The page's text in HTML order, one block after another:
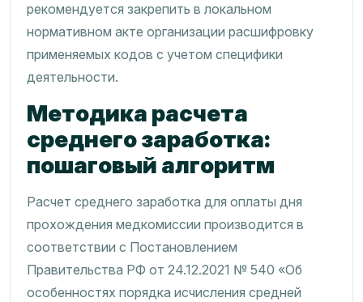
рекомендуется закрепить в локальном
нормативном акте организации расшифровку
применяемых кодов с учетом специфики
деятельности.
Методика расчета
среднего заработка:
пошаговый алгоритм
Расчет среднего заработка для оплаты дня
прохождения медкомиссии производится в
соответствии с Постановлением
Правительства РФ от 24.12.2021 № 540 «Об
особенностях порядка исчисления средней